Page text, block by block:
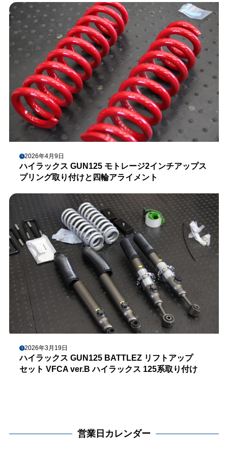
2026年4月9日
ハイラックス GUN125 モトレージ2インチアップス
プリング取り付けと四輪アライメント
2026年3月19日
ハイラックス GUN125 BATTLEZ リフトアップ
セット VFCA ver.B ハイラックス 125系取り付け
営業日カレンダー